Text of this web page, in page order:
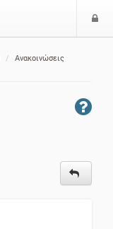
Ανακοινώσεις